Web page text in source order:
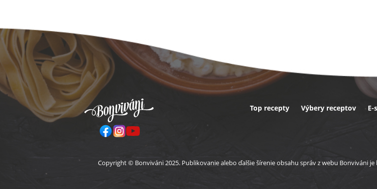
Päta
Top recepty Výbery receptov E-
Copyright © Bonviváni 2025. Publikovanie alebo ďalšie šírenie obsahu správ z webu Bonviváni